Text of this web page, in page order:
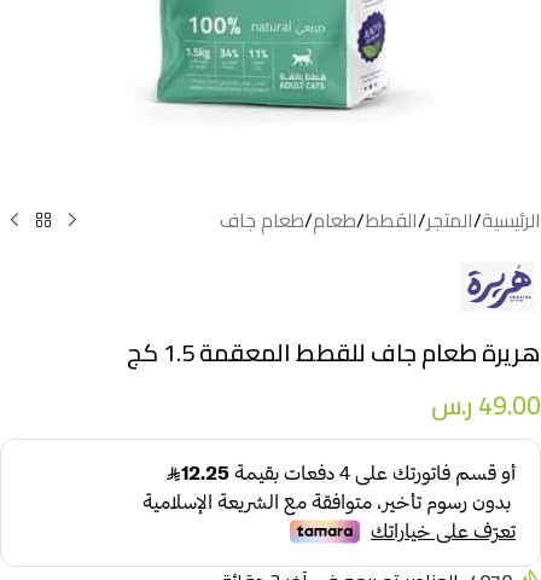
الرئيسية/المتجر/القطط/طعام/طعام جاف
هريرة طعام جاف للقطط المعقمة 1.5 كج
49.00ر.س